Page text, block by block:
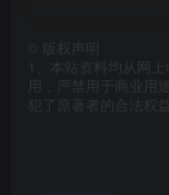
版权声明
1、本站资料均从网
用，严禁用于商业用
犯了原著者的合法权